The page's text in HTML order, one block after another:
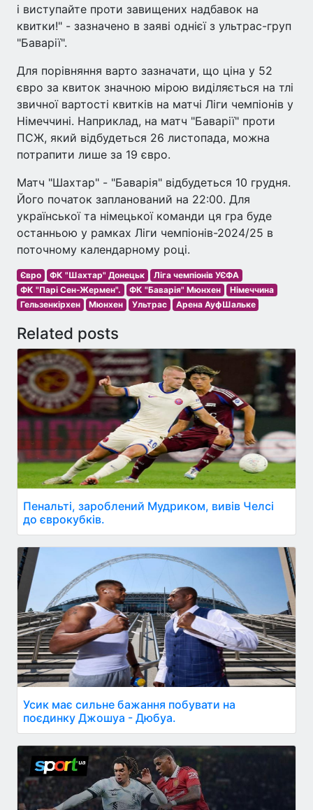
і виступайте проти завищених надбавок на
квитки!" - зазначено в заяві однієї з ультрас-груп
"Баварії".
Для порівняння варто зазначати, що ціна у 52
євро за квиток значною мірою виділяється на тлі
звичної вартості квитків на матчі Ліги чемпіонів у
Німеччині. Наприклад, на матч "Баварії" проти
ПСЖ, який відбудеться 26 листопада, можна
потрапити лише за 19 євро.
Матч "Шахтар" - "Баварія" відбудеться 10 грудня.
Його початок запланований на 22:00. Для
української та німецької команди ця гра буде
останньою у рамках Ліги чемпіонів-2024/25 в
поточному календарному році.
Євро ФК "Шахтар" Донецьк
Ліга чемпіонів УЄФА
ФК "Парі Сен-Жермен".
ФК "Баварія" Мюнхен
Німеччина
Гельзенкірхен
Мюнхен Ультрас Арена АуфШальке
Related posts
Пенальті, зароблений Мудриком, вивів Челсі
до єврокубків.
Усик має сильне бажання побувати на
поєдинку Джошуа - Дюбуа.